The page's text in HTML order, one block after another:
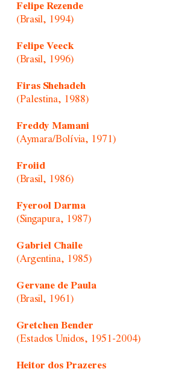
Felipe Rezende
(Brasil, 1994)
Felipe Veeck
(Brasil, 1996)
Firas Shehadeh
(Palestina, 1988)
Freddy Mamani
(Aymara/Bolívia, 1971)
Froiid
(Brasil, 1986)
Fyerool Darma
(Singapura, 1987)
Gabriel Chaile
(Argentina, 1985)
Gervane de Paula
(Brasil, 1961)
Gretchen Bender
(Estados Unidos, 1951-2004)
Heitor dos Prazeres